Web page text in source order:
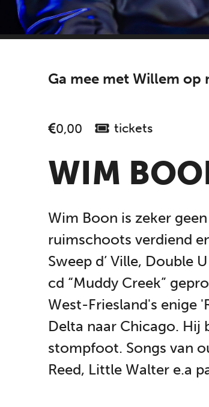
Ga mee met Willem op
0,00 tickets
WIM
Wim Boon is zeker
ruimschoots verdiend
Sweep d’ Ville, Double
cd “Muddy Creek”
West-Friesland's enige
Delta naar Chicago.
stompfoot. Songs van
Reed, Little Walter e.a